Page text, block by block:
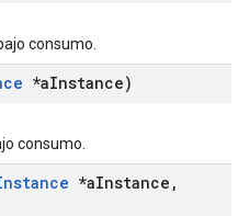
consumo.
*aInstance)
consumo.
*aInstance ,